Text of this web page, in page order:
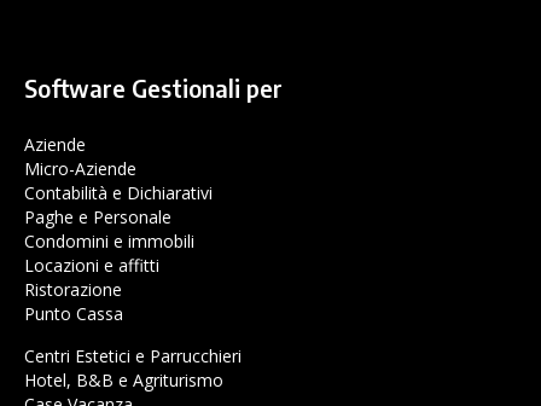
Software Gestionali per
Aziende
Micro-Aziende
Contabilità e Dichiarativi
Paghe e Personale
Condomini e immobili
Locazioni e affitti
Ristorazione
Punto Cassa
Centri Estetici e Parrucchieri
Hotel, B&B e Agriturismo